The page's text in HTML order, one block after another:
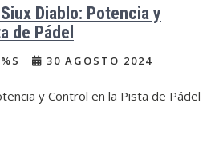
Diablo: Potencia y
de Pádel
30 AGOSTO 2024
y Control en la Pista de Pádel